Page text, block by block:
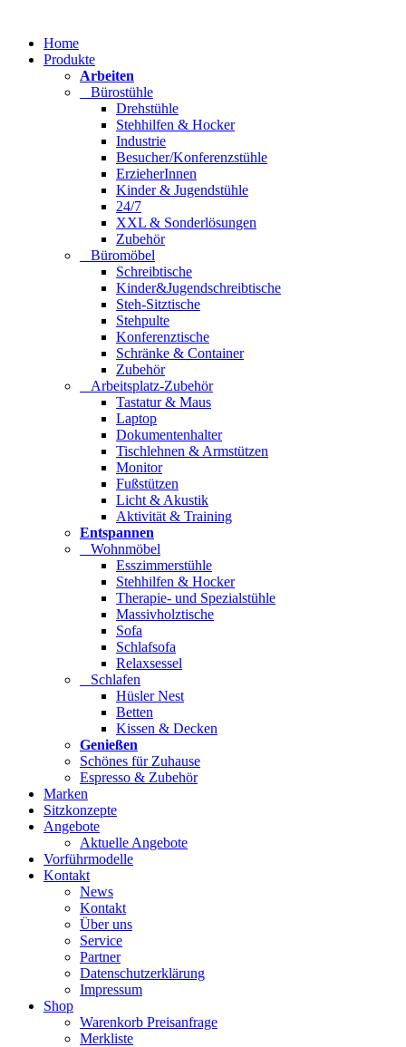
Home
Produkte
Arbeiten
Bürostühle
Drehstühle
Stehhilfen & Hocker
Industrie
Besucher/Konferenzstühle
ErzieherInnen
Kinder & Jugendstühle
24/7
XXL & Sonderlösungen
Zubehör
Büromöbel
Schreibtische
Kinder&Jugendschreibtische
Steh-Sitztische
Stehpulte
Konferenztische
Schränke & Container
Zubehör
Arbeitsplatz-Zubehör
Tastatur & Maus
Laptop
Dokumentenhalter
Tischlehnen & Armstützen
Monitor
Fußstützen
Licht & Akustik
Aktivität & Training
Entspannen
Wohnmöbel
Esszimmerstühle
Stehhilfen & Hocker
Therapie- und Spezialstühle
Massivholztische
Sofa
Schlafsofa
Relaxsessel
Schlafen
Hüsler Nest
Betten
Kissen & Decken
Genießen
Schönes für Zuhause
Espresso & Zubehör
Marken
Sitzkonzepte
Angebote
Aktuelle Angebote
Vorführmodelle
Kontakt
News
Kontakt
Über uns
Service
Partner
Datenschutzerklärung
Impressum
Shop
Warenkorb Preisanfrage
Merkliste